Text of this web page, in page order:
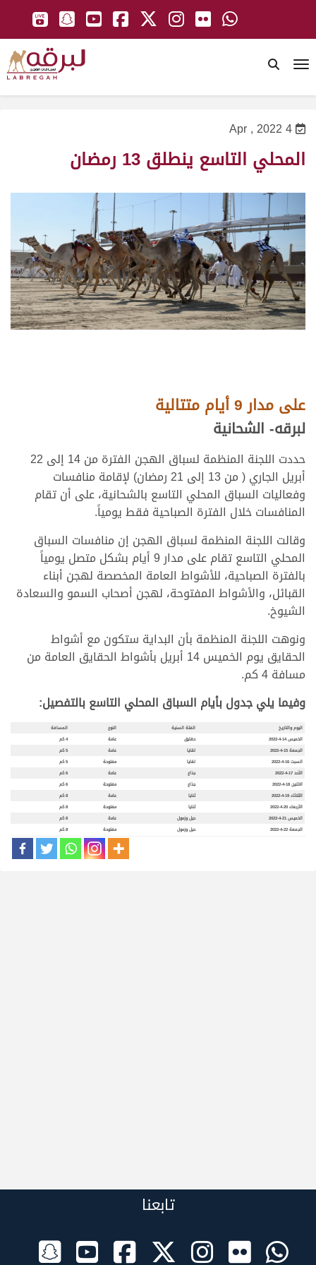
4 Apr , 2022
المحلي التاسع ينطلق 13 رمضان
على مدار 9 أيام متتالية
لبرقه- الشحانية
حددت اللجنة المنظمة لسباق الهجن الفترة من 14 إلى 22
أبريل الجاري ( من 13 إلى 21 رمضان) لإقامة منافسات
وفعاليات السباق المحلي التاسع بالشحانية، على أن تقام
المنافسات خلال الفترة الصباحية فقط يومياً.
وقالت اللجنة المنظمة لسباق الهجن إن منافسات السباق
المحلي التاسع تقام على مدار 9 أيام بشكل متصل يومياً
بالفترة الصباحية، للأشواط العامة المخصصة لهجن أبناء
القبائل، والأشواط المفتوحة، لهجن أصحاب السمو والسعادة
الشيوخ.
ونوهت اللجنة المنظمة بأن البداية ستكون مع أشواط
الحقايق يوم الخميس 14 أبريل بأشواط الحقايق العامة من
مسافة 4 كم.
وفيما يلي جدول بأيام السباق المحلي التاسع بالتفصيل:
اليوم والتاريخ الفئة السنية النوع
المسافة
الخميس 14-4-2022
حقايق عامة
4 كم
الجمعة 15-4-2022
لقايا عامة
5 كم
السبت 16-4-2022
لقايا مفتوحة
5 كم
الأحد 17-4-2022
جذاع عامة
6 كم
الاثنين 18-4-2022
جذاع مفتوحة
6 كم
الثلاثاء 19-4-2022
ثنايا عامة
8 كم
الأربعاء 20-4-2022
ثنايا مفتوحة
8 كم
الخميس 21-4-2022
حيل وزمول عامة
8 كم
الجمعة 22-4-2022
حيل وزمول مفتوحة 8 كم
تابعنا